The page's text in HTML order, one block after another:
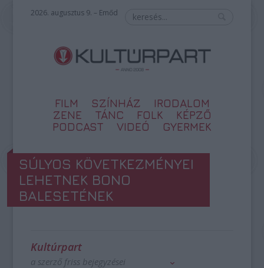
2026. augusztus 9. – Emőd
FILM SZÍNHÁZ
IRODALOM
ZENE
TÁNC FOLK
KÉPZŐ
PODCAST
VIDEÓ GYERMEK
SÚLYOS KÖVETKEZMÉNYEI
LEHETNEK BONO
BALESETÉNEK
Kultúrpart
a szerző friss bejegyzései